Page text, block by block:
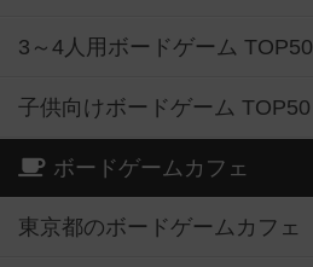
3～4人用ボードゲーム TOP50
子供向けボードゲーム TOP50
ボードゲームカフェ
東京都のボードゲームカフェ